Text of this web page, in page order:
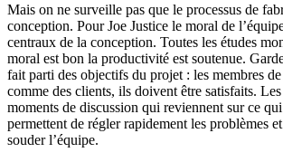
Mais on ne surveille pas que le processus de
conception. Pour Joe Justice le moral de
centraux de la conception. Toutes les études
moral est bon la productivité est soutenue.
fait parti des objectifs du projet : les membres
comme des clients, ils doivent être satisfaits. Les
moments de discussion qui reviennent sur ce
permettent de régler rapidement les problèmes
souder l’équipe.